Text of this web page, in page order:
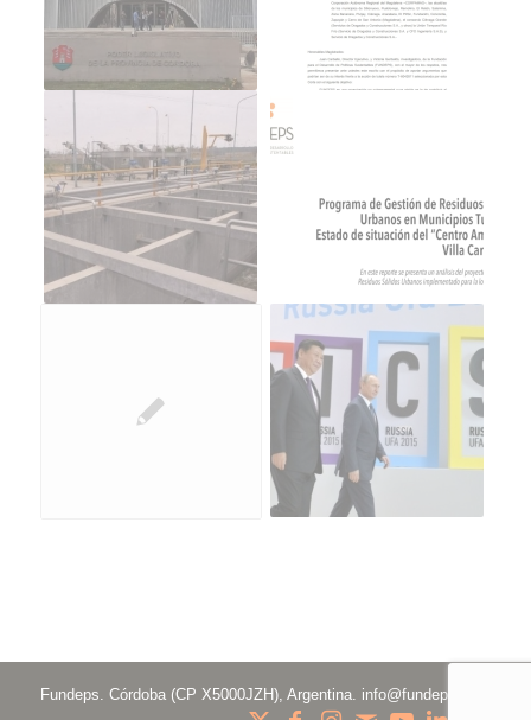
Fundeps. Córdoba (CP X5000JZH), Argentina. info@fundeps.org